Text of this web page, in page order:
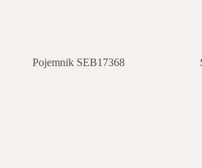
Pojemnik SEB17368